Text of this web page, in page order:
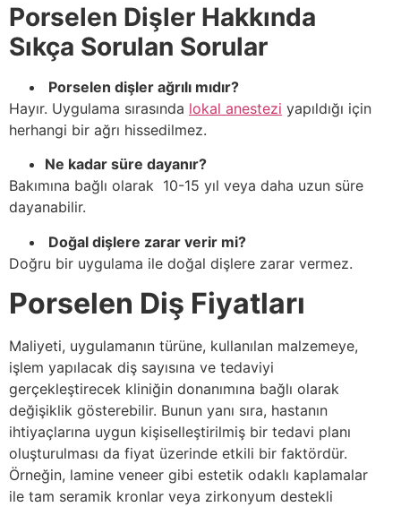
Porselen Dişler Hakkında
Sıkça Sorulan Sorular
Porselen dişler ağrılı mıdır?
Hayır. Uygulama sırasında lokal anestezi yapıldığı için
herhangi bir ağrı hissedilmez.
Ne kadar süre dayanır?
Bakımına bağlı olarak 10-15 yıl veya daha uzun süre
dayanabilir.
Doğal dişlere zarar verir mi?
Doğru bir uygulama ile doğal dişlere zarar vermez.
Porselen Diş Fiyatları
Maliyeti, uygulamanın türüne, kullanılan malzemeye,
işlem yapılacak diş sayısına ve tedaviyi
gerçekleştirecek kliniğin donanımına bağlı olarak
değişiklik gösterebilir. Bunun yanı sıra, hastanın
ihtiyaçlarına uygun kişiselleştirilmiş bir tedavi planı
oluşturulması da fiyat üzerinde etkili bir faktördür.
Örneğin, lamine veneer gibi estetik odaklı kaplamalar
ile tam seramik kronlar veya zirkonyum destekli